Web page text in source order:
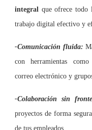
integral que ofrece todo
trabajo digital efectivo y
-Comunicación fluida:
con herramientas como
correo electrónico y
-Colaboración sin
proyectos de forma
de tus empleados.